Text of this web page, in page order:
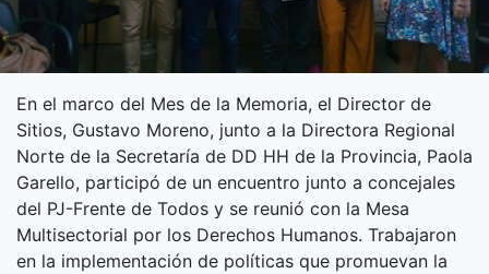
En el marco del Mes de la Memoria, el Director de
Sitios, Gustavo Moreno, junto a la Directora Regional
Norte de la Secretaría de DD HH de la Provincia, Paola
Garello, participó de un encuentro junto a concejales
del PJ-Frente de Todos y se reunió con la Mesa
Multisectorial por los Derechos Humanos. Trabajaron
en la implementación de políticas que promuevan la